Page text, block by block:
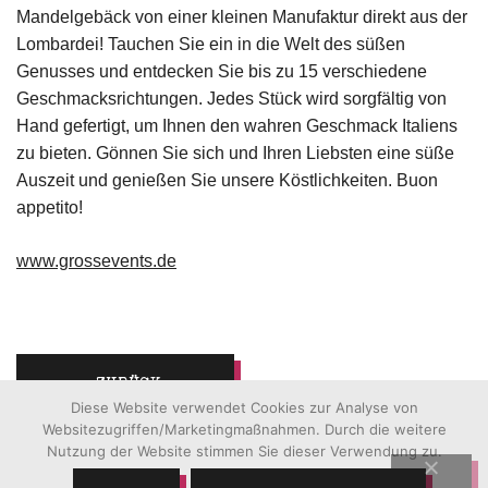
Mandelgebäck von einer kleinen Manufaktur direkt aus der
Lombardei! Tauchen Sie ein in die Welt des süßen
Genusses und entdecken Sie bis zu 15 verschiedene
Geschmacksrichtungen. Jedes Stück wird sorgfältig von
Hand gefertigt, um Ihnen den wahren Geschmack Italiens
zu bieten. Gönnen Sie sich und Ihren Liebsten eine süße
Auszeit und genießen Sie unsere Köstlichkeiten. Buon
appetito!
www.grossevents.de
ZURÜCK
Diese Website verwendet Cookies zur Analyse von
Websitezugriffen/Marketingmaßnahmen. Durch die weitere
Nutzung der Website stimmen Sie dieser Verwendung zu.